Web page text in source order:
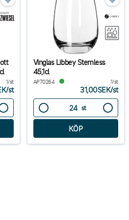
1/st
/st
Vinglas Libbey Stemless
45,1cl
AP70264 1/st
31,00SEK/st
st